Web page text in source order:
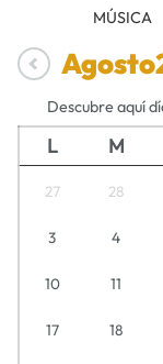
MÚSICA
Agosto
Descubre aquí
L M
27 28
3 4
10 11
17 18